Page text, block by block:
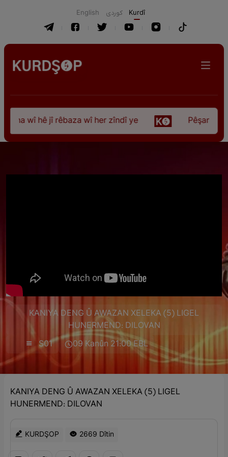
English كوردی Kurdî
wî hê jî rêbaza wî her zîndî ye Pêşangeha
KANIYA DENG Û AWAZAN XELEKA (5) LIGEL
HUNERMEND: DILOVAN
S01
09 Kanûn 21:00 EBL
KANIYA DENG Û AWAZAN XELEKA (5) LIGEL
HUNERMEND: DILOVAN
KURDŞOP 2669 Dîtin